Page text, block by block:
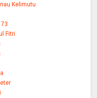
Kelimutu
73
Fitri